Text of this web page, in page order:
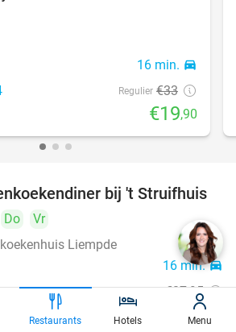
16 min. directions_car
Regulier €33
€19,90
43%
bij 't Struifhuis
Do
Vr
Liempde
9.4star
16 min.directions_car
€27,95
€15,95
Restaurants Hotels Menu